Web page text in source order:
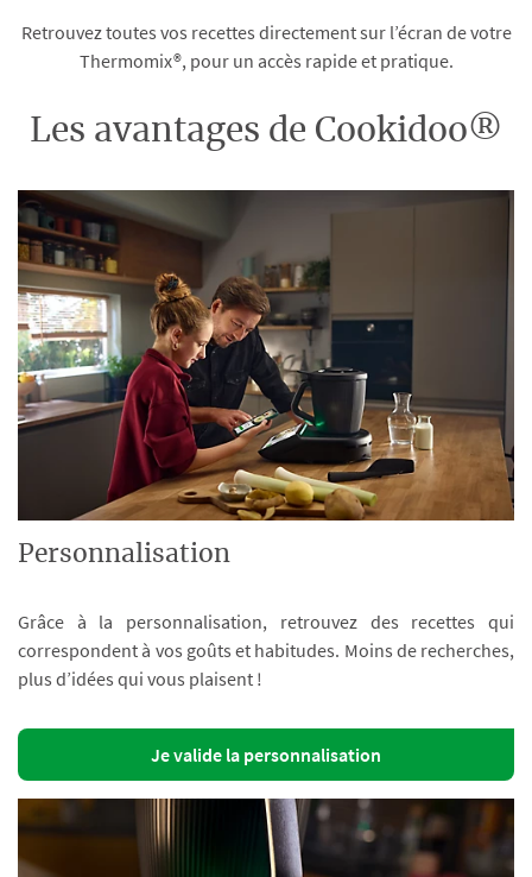
Retrouvez toutes vos recettes directement sur l’écran de votre
Thermomix®, pour un accès rapide et pratique.
Les avantages de Cookidoo®
Personnalisation
Grâce à la personnalisation, retrouvez des recettes qui
correspondent à vos goûts et habitudes. Moins de recherches,
plus d’idées qui vous plaisent !
Je valide la personnalisation